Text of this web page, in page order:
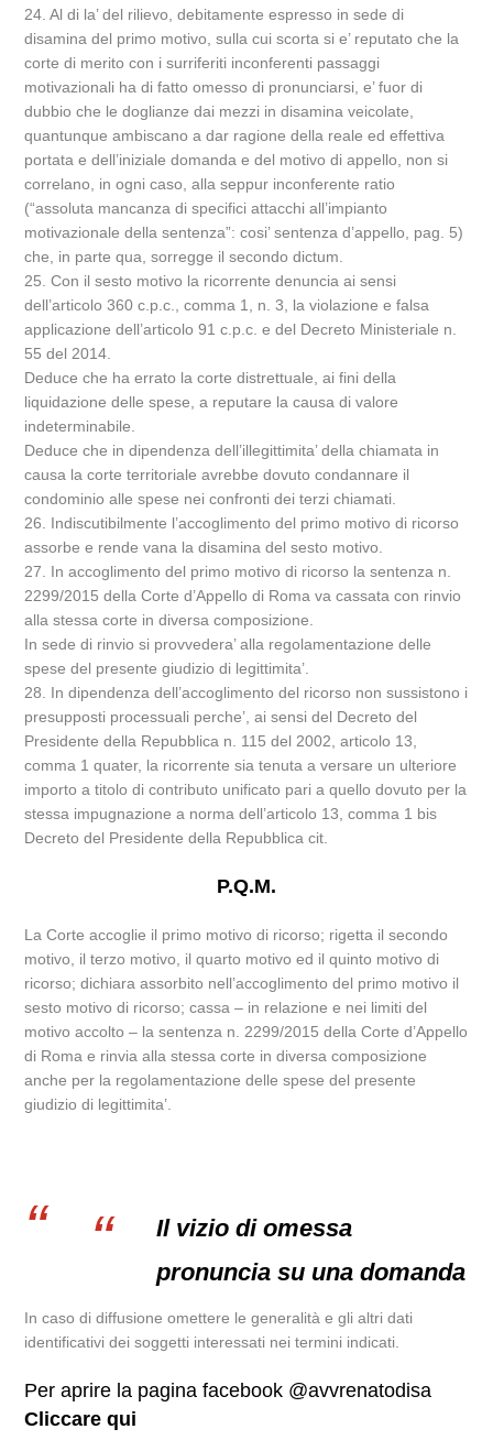
24. Al di la’ del rilievo, debitamente espresso in sede di
disamina del primo motivo, sulla cui scorta si e’ reputato che la
corte di merito con i surriferiti inconferenti passaggi
motivazionali ha di fatto omesso di pronunciarsi, e’ fuor di
dubbio che le doglianze dai mezzi in disamina veicolate,
quantunque ambiscano a dar ragione della reale ed effettiva
portata e dell’iniziale domanda e del motivo di appello, non si
correlano, in ogni caso, alla seppur inconferente ratio
(“assoluta mancanza di specifici attacchi all’impianto
motivazionale della sentenza”: cosi’ sentenza d’appello, pag. 5)
che, in parte qua, sorregge il secondo dictum.
25. Con il sesto motivo la ricorrente denuncia ai sensi
dell’articolo 360 c.p.c., comma 1, n. 3, la violazione e falsa
applicazione dell’articolo 91 c.p.c. e del Decreto Ministeriale n.
55 del 2014.
Deduce che ha errato la corte distrettuale, ai fini della
liquidazione delle spese, a reputare la causa di valore
indeterminabile.
Deduce che in dipendenza dell’illegittimita’ della chiamata in
causa la corte territoriale avrebbe dovuto condannare il
condominio alle spese nei confronti dei terzi chiamati.
26. Indiscutibilmente l’accoglimento del primo motivo di ricorso
assorbe e rende vana la disamina del sesto motivo.
27. In accoglimento del primo motivo di ricorso la sentenza n.
2299/2015 della Corte d’Appello di Roma va cassata con rinvio
alla stessa corte in diversa composizione.
In sede di rinvio si provvedera’ alla regolamentazione delle
spese del presente giudizio di legittimita’.
28. In dipendenza dell’accoglimento del ricorso non sussistono i
presupposti processuali perche’, ai sensi del Decreto del
Presidente della Repubblica n. 115 del 2002, articolo 13,
comma 1 quater, la ricorrente sia tenuta a versare un ulteriore
importo a titolo di contributo unificato pari a quello dovuto per la
stessa impugnazione a norma dell’articolo 13, comma 1 bis
Decreto del Presidente della Repubblica cit.
P.Q.M.
La Corte accoglie il primo motivo di ricorso; rigetta il secondo
motivo, il terzo motivo, il quarto motivo ed il quinto motivo di
ricorso; dichiara assorbito nell’accoglimento del primo motivo il
sesto motivo di ricorso; cassa – in relazione e nei limiti del
motivo accolto – la sentenza n. 2299/2015 della Corte d’Appello
di Roma e rinvia alla stessa corte in diversa composizione
anche per la regolamentazione delle spese del presente
giudizio di legittimita’.
Il vizio di omessa
pronuncia su una domanda
In caso di diffusione omettere le generalità e gli altri dati
identificativi dei soggetti interessati nei termini indicati.
Per aprire la pagina facebook @avvrenatodisa
Cliccare qui